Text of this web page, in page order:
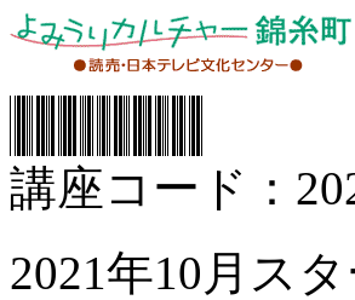
講座コード：
2021年10月スタ